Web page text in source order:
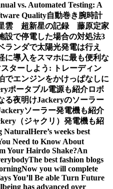
vs. Automated Testing: A
Quality自動巻き腕時計
雲 超新星の記録 藤原定家
設で停電した場合の対処法3
ランダで太陽光発電は行え
に導入をスマホに最も便利な
ターしよう: トレーディン
でエンジンをかけっぱなしに
ポータブル電源も紹介ロボ
る夜明けJackeryのソーラー
ソーラー発電機も紹介
（ジャクリ）発電機も紹
NaturalHere’s weeks best
Need to Know About
Your Hairdo Shake?An
The best fashion blogs
Now you will complete
You’ll Be able Turn Future
has advanced over